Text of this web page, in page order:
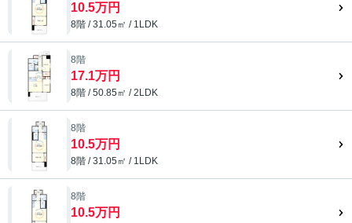
10.5万円
8階 / 31.05㎡ / 1LDK
8階
17.1万円
8階 / 50.85㎡ / 2LDK
8階
10.5万円
8階 / 31.05㎡ / 1LDK
8階
10.5万円